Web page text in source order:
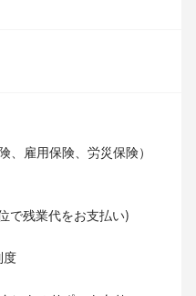
、雇用保険、労災保険）
で残業代をお支払い)
度